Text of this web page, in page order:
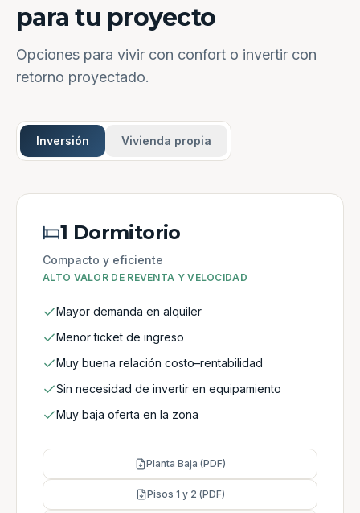
para tu proyecto
Opciones para vivir con confort o invertir con
retorno proyectado.
Inversión Vivienda propia
1 Dormitorio
Compacto y eficiente
ALTO VALOR DE REVENTA Y VELOCIDAD
Mayor demanda en alquiler
Menor ticket de ingreso
Muy buena relación costo–rentabilidad
Sin necesidad de invertir en equipamiento
Muy baja oferta en la zona
Planta Baja (PDF)
Pisos 1 y 2 (PDF)